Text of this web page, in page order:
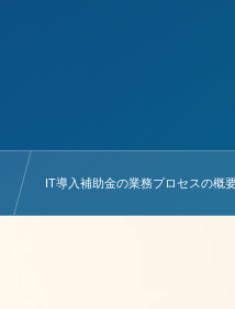
IT導入補助金の業務プロセスの概